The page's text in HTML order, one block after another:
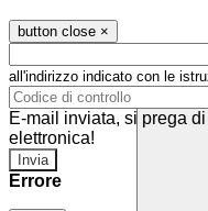
button close ×
all'indirizzo indicato con le
E-mail inviata, si prega
elettronica!
Errore